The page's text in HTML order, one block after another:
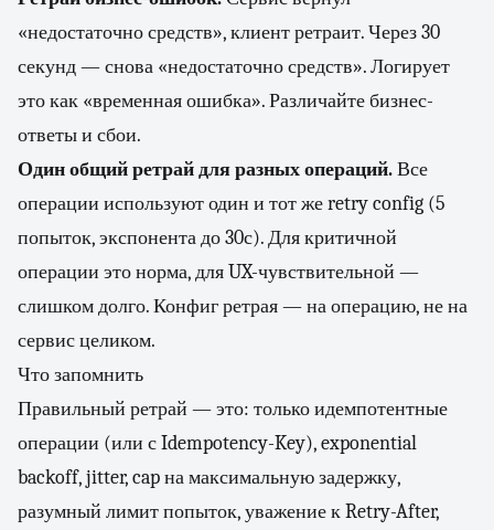
«недостаточно средств», клиент ретраит. Через 30
секунд — снова «недостаточно средств». Логирует
это как «временная ошибка». Различайте бизнес-
ответы и сбои.
Один общий ретрай для разных операций.Все
операции используют один и тот же retry config (5
попыток, экспонента до 30с). Для критичной
операции это норма, для UX-чувствительной —
слишком долго. Конфиг ретрая — на операцию, не на
сервис целиком.
Что запомнить
Правильный ретрай — это: только идемпотентные
операции (или с Idempotency-Key), exponential
backoff, jitter, cap на максимальную задержку,
разумный лимит попыток, уважение к Retry-After,